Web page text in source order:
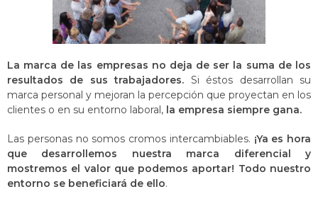
La marca de las empresas no deja de ser la suma de los
resultados de sus trabajadores. Si éstos desarrollan su
marca personal y mejoran la percepción que proyectan en los
clientes o en su entorno laboral, la empresa siempre gana.
Las personas no somos cromos intercambiables. ¡Ya es hora
que desarrollemos nuestra marca diferencial y
mostremos el valor que podemos aportar! Todo nuestro
entorno se beneficiará de ello.